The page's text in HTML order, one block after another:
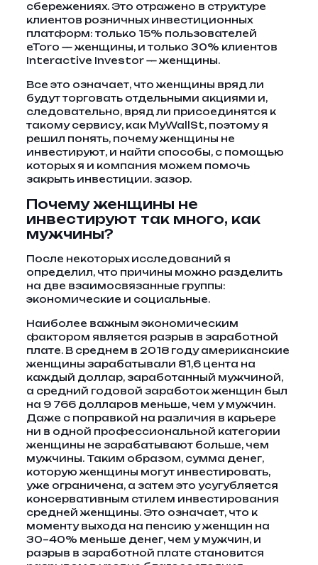
сбережениях. Это отражено в структуре
клиентов розничных инвестиционных
платформ: только 15% пользователей
eToro — женщины, и только 30% клиентов
Interactive Investor — женщины.
Все это означает, что женщины вряд ли
будут торговать отдельными акциями и,
следовательно, вряд ли присоединятся к
такому сервису, как MyWallSt, поэтому я
решил понять, почему женщины не
инвестируют, и найти способы, с помощью
которых я и компания можем помочь
закрыть инвестиции. зазор.
Почему женщины не
инвестируют так много, как
мужчины?
После некоторых исследований я
определил, что причины можно разделить
на две взаимосвязанные группы:
экономические и социальные.
Наиболее важным экономическим
фактором является разрыв в заработной
плате. В среднем в 2018 году американские
женщины зарабатывали 81,6 цента на
каждый доллар, заработанный мужчиной,
а средний годовой заработок женщин был
на 9 766 долларов меньше, чем у мужчин.
Даже с поправкой на различия в карьере
ни в одной профессиональной категории
женщины не зарабатывают больше, чем
мужчины. Таким образом, сумма денег,
которую женщины могут инвестировать,
уже ограничена, а затем это усугубляется
консервативным стилем инвестирования
средней женщины. Это означает, что к
моменту выхода на пенсию у женщин на
30–40% меньше денег, чем у мужчин, и
разрыв в заработной плате становится